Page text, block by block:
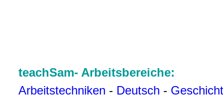
teachSam- Arbeitsbereiche:
Arbeitstechniken - Deutsch -